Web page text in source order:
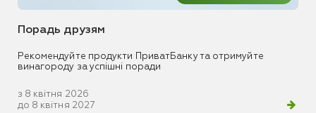
Порадь друзям
Рекомендуйте продукти ПриватБанку та отримуйте
винагороду за успішні поради
з 8 квітня 2026
до 8 квітня 2027